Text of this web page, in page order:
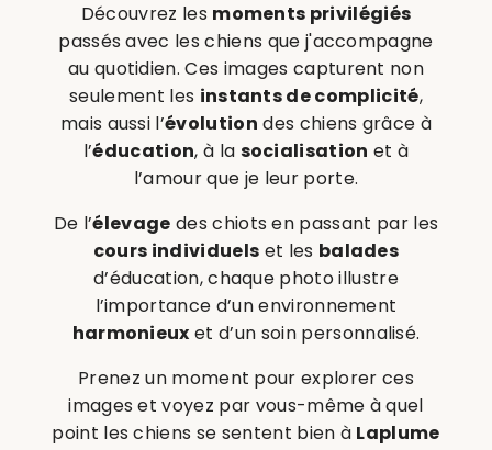
Découvrez les moments privilégiés
passés avec les chiens que j'accompagne
au quotidien. Ces images capturent non
seulement les instants de complicité,
mais aussi l’évolution des chiens grâce à
l’éducation, à la socialisation et à
l’amour que je leur porte.
De l’élevage des chiots en passant par les
cours individuels et les balades
d’éducation, chaque photo illustre
l’importance d’un environnement
harmonieux et d’un soin personnalisé.
Prenez un moment pour explorer ces
images et voyez par vous-même à quel
point les chiens se sentent bien à Laplume